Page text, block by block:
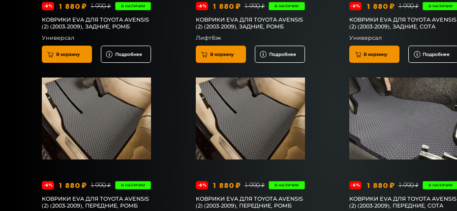
-6% 1 880 ₽ 1 990 ₽ В НАЛИЧИИ
КОВРИКИ EVA ДЛЯ TOYOTA AVENSIS
(2) (2003-2009), ЗАДНИЕ, РОМБ
Универсал
В корзину Подробнее
-6% 1 880 ₽ 1 990 ₽ В НАЛИЧИИ
КОВРИКИ EVA ДЛЯ TOYOTA AVENSIS
(2) (2003-2009), ЗАДНИЕ, РОМБ
Лифтбэк
В корзину Подробнее
-6% 1 880 ₽ 1 990 ₽ В НАЛИЧИИ
КОВРИКИ EVA ДЛЯ TOYOTA AVENSIS
(2) (2003-2009), ЗАДНИЕ, СОТА
Универсал
В корзину Подробнее
-6% 1 880 ₽ 1 990 ₽ В НАЛИЧИИ
КОВРИКИ EVA ДЛЯ TOYOTA AVENSIS
(2) (2003-2009), ПЕРЕДНИЕ, РОМБ
-6% 1 880 ₽ 1 990 ₽ В НАЛИЧИИ
КОВРИКИ EVA ДЛЯ TOYOTA AVENSIS
(2) (2003-2009), ПЕРЕДНИЕ, РОМБ
-6% 1 880 ₽ 1 990 ₽ В НАЛИЧИИ
КОВРИКИ EVA ДЛЯ TOYOTA AVENSIS
(2) (2003-2009), ПЕРЕДНИЕ, СОТА